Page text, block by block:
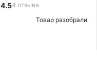
Товар разобрали
4.54 отзыва